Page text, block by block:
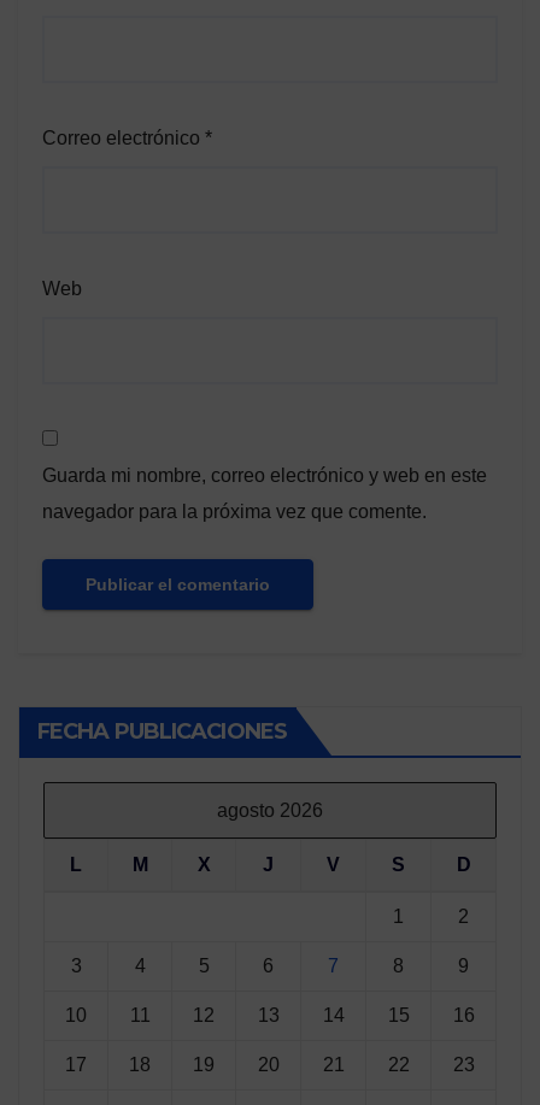
Correo electrónico *
Web
Guarda mi nombre, correo electrónico y web en este
navegador para la próxima vez que comente.
FECHA PUBLICACIONES
agosto 2026
L M X J V S D
1 2
3 4 5 6 7 8 9
10 11 12 13 14 15 16
17 18 19 20 21 22 23